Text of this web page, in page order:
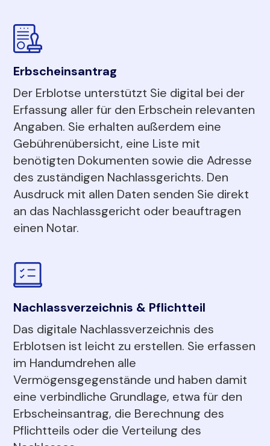
Erbscheinsantrag
Der Erblotse unterstützt Sie digital bei der
Erfassung aller für den Erbschein relevanten
Angaben. Sie erhalten außerdem eine
Gebührenübersicht, eine Liste mit
benötigten Dokumenten sowie die Adresse
des zuständigen Nachlassgerichts. Den
Ausdruck mit allen Daten senden Sie direkt
an das Nachlassgericht oder beauftragen
einen Notar.
Nachlassverzeichnis & Pflichtteil
Das digitale Nachlassverzeichnis des
Erblotsen ist leicht zu erstellen. Sie erfassen
im Handumdrehen alle
Vermögensgegenstände und haben damit
eine verbindliche Grundlage, etwa für den
Erbscheinsantrag, die Berechnung des
Pflichtteils oder die Verteilung des